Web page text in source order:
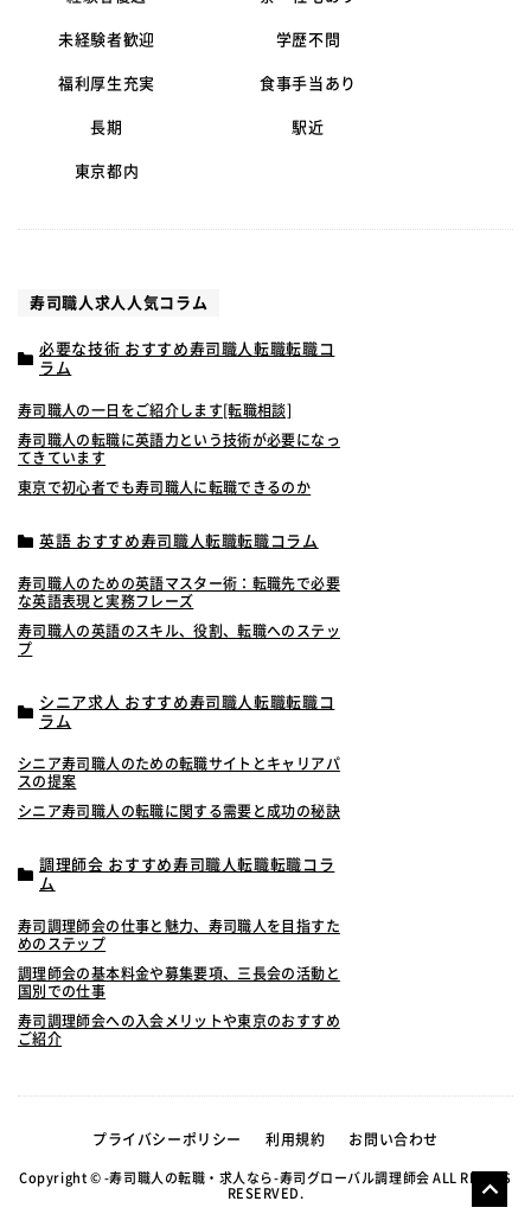
未経験者歓迎 学歴不問
福利厚生充実 食事手当あり
長期 駅近
東京都内
寿司職人求人人気コラム
必要な技術 おすすめ寿司職人転職転職コ
ラム
寿司職人の一日をご紹介します[転職相談]
寿司職人の転職に英語力という技術が必要になっ
てきています
東京で初心者でも寿司職人に転職できるのか
英語 おすすめ寿司職人転職転職コラム
寿司職人のための英語マスター術：転職先で必要
な英語表現と実務フレーズ
寿司職人の英語のスキル、役割、転職へのステッ
プ
シニア求人 おすすめ寿司職人転職転職コ
ラム
シニア寿司職人のための転職サイトとキャリアパ
スの提案
シニア寿司職人の転職に関する需要と成功の秘訣
調理師会 おすすめ寿司職人転職転職コラ
ム
寿司調理師会の仕事と魅力、寿司職人を目指すた
めのステップ
調理師会の基本料金や募集要項、三長会の活動と
国別での仕事
寿司調理師会への入会メリットや東京のおすすめ
ご紹介
プライバシーポリシー 利用規約 お問い合わせ
Copyright © -寿司職人の転職・求人なら-寿司グローバル調理師会 ALL RIGHTS
RESERVED.